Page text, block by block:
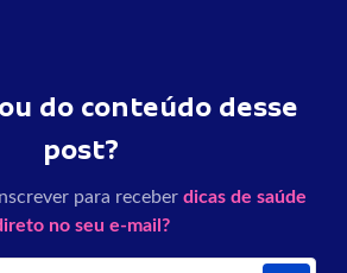
do conteúdo desse
post?
para receber dicas de saúde
no seu e-mail?